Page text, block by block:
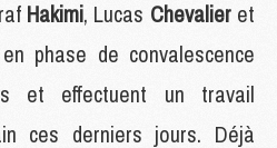
Hakimi, Lucas Chevalier et
phase de convalescence
et effectuent un travail
ces derniers jours. Déjà